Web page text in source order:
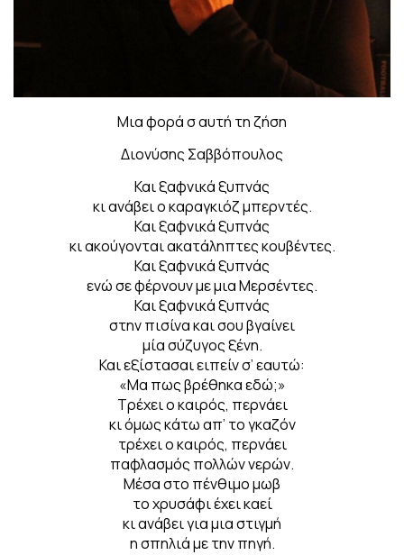
Μια φορά σ αυτή τη ζήση
Διονύσης Σαββόπουλος
Και ξαφνικά ξυπνάς
κι ανάβει ο καραγκιόζ μπερντές.
Και ξαφνικά ξυπνάς
κι ακούγονται ακατάληπτες κουβέντες.
Και ξαφνικά ξυπνάς
ενώ σε φέρνουν με μια Μερσέντες.
Και ξαφνικά ξυπνάς
στην πισίνα και σου βγαίνει
μία σύζυγος ξένη.
Και εξίστασαι ειπείν σ’ εαυτώ:
«Μα πως βρέθηκα εδώ;»
Τρέχει ο καιρός, περνάει
κι όμως κάτω απ’ το γκαζόν
τρέχει ο καιρός, περνάει
παφλασμός πολλών νερών.
Μέσα στο πένθιμο μωβ
το χρυσάφι έχει καεί
κι ανάβει για μια στιγμή
η σπηλιά με την πηγή.